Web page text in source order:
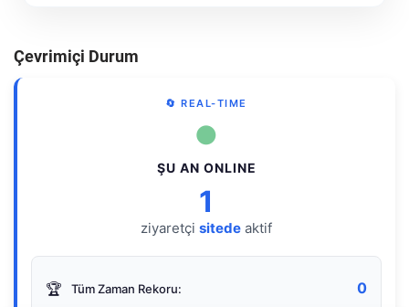
Çevrimiçi Durum
🔄 REAL-TIME
●
ŞU AN ONLINE
1
ziyaretçi sitede aktif
🏆 Tüm Zaman Rekoru: 0